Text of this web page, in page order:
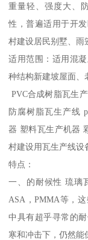
重量轻、强度大、
性，普遍适用于开
村建设居民别墅、雨
适用范围：适用混
种结构新建坡屋面、
PVC合成树脂瓦生
防腐树脂瓦生产线
器 塑料瓦生产机器
村建设用瓦生产线设
特点：
一、的耐候性 琉璃
ASA，PMMA等，
中具有超乎寻常的
寒和冲击下，仍然能